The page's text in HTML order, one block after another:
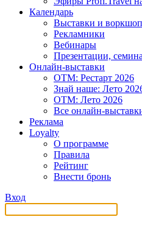
Календарь
Выставки и
Рекламники
Вебинары
Презентации,
Онлайн-выставки
OTM: Рестарт 2026
Знай наше: Лето
OTM: Лето 2026
Все онлайн-
Реклама
Loyalty
О программе
Правила
Рейтинг
Внести бронь
Вход